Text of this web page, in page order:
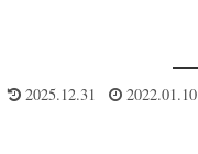
2025.12.31 2022.01.10